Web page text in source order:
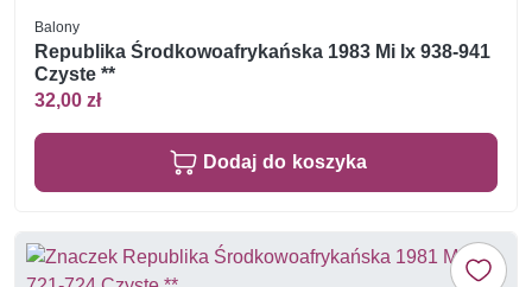
Balony
Republika Środkowoafrykańska 1983 Mi lx 938-941
Czyste **
32,00 zł
Dodaj do koszyka